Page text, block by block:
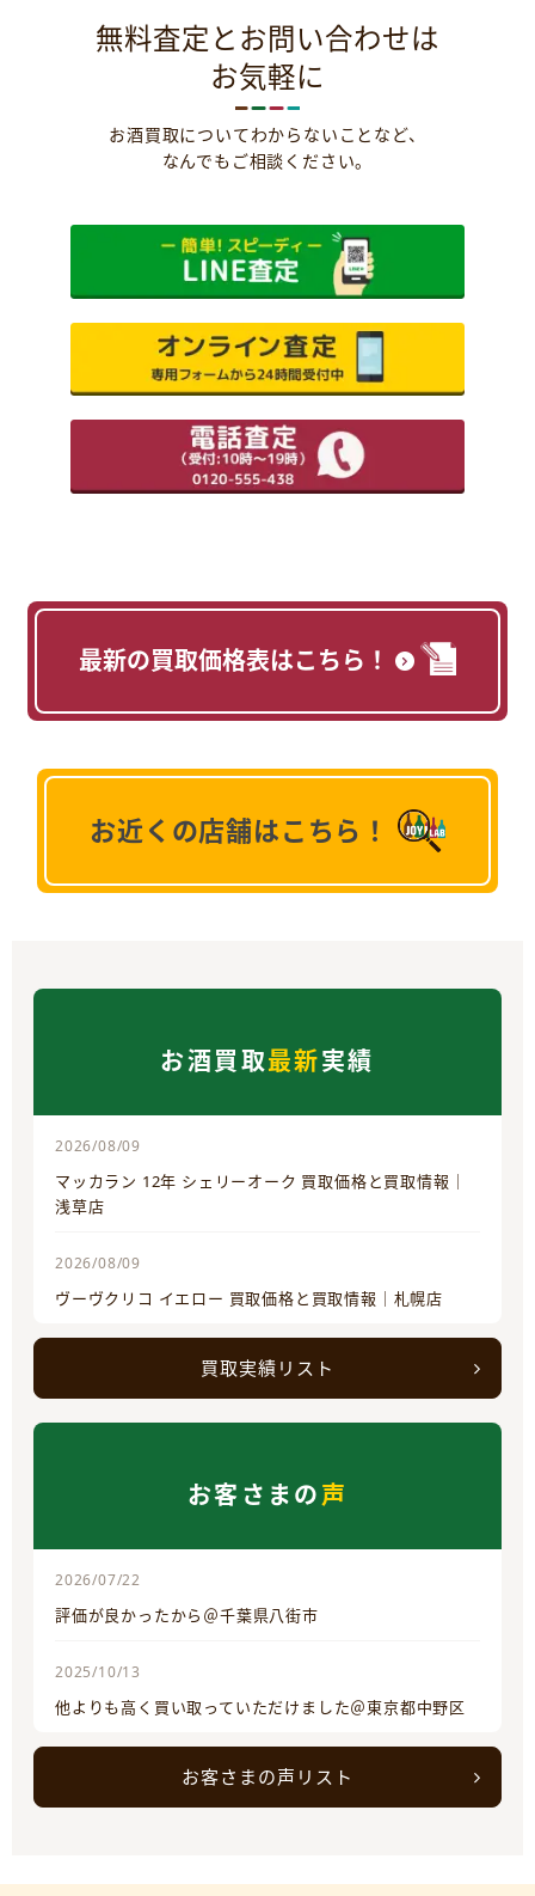
無料査定とお問い合わせは
お気軽に
お酒買取についてわからないことなど、
なんでもご相談ください。
最新の買取価格表はこちら！
お近くの店舗はこちら！
お酒買取最新実績
2026/08/09
マッカラン 12年 シェリーオーク 買取価格と買取情報｜
浅草店
2026/08/09
ヴーヴクリコ イエロー 買取価格と買取情報｜札幌店
買取実績リスト
お客さまの声
2026/07/22
評価が良かったから＠千葉県八街市
2025/10/13
他よりも高く買い取っていただけました＠東京都中野区
お客さまの声リスト